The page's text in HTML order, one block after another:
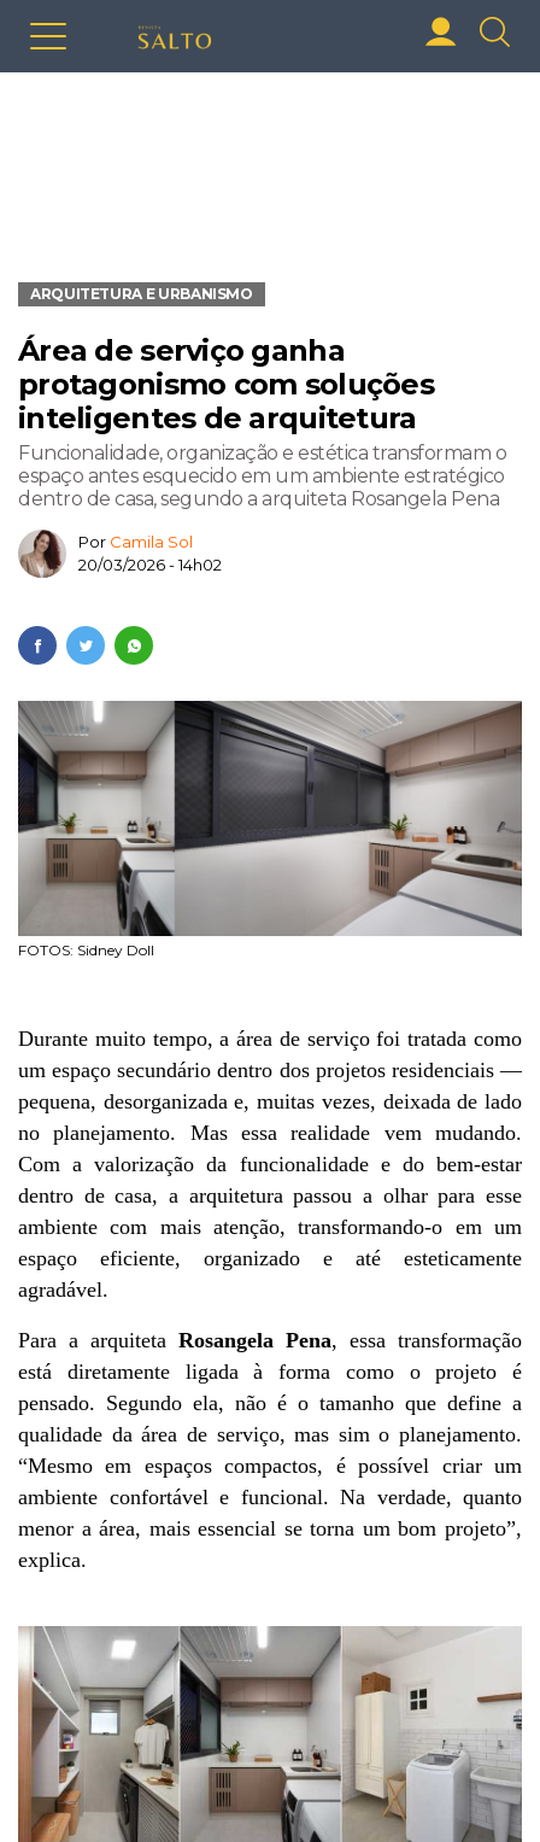
ARQUITETURA E URBANISMO
Área de serviço ganha
protagonismo com soluções
inteligentes de arquitetura
Funcionalidade, organização e estética transformam o
espaço antes esquecido em um ambiente estratégico
dentro de casa, segundo a arquiteta Rosangela Pena
Por Camila Sol
20/03/2026 - 14h02
FOTOS: Sidney Doll
Durante muito tempo, a área de serviço foi tratada como
um espaço secundário dentro dos projetos residenciais —
pequena, desorganizada e, muitas vezes, deixada de lado
no planejamento. Mas essa realidade vem mudando.
Com a valorização da funcionalidade e do bem-estar
dentro de casa, a arquitetura passou a olhar para esse
ambiente com mais atenção, transformando-o em um
espaço eficiente, organizado e até esteticamente
agradável.
Para a arquiteta Rosangela Pena, essa transformação
está diretamente ligada à forma como o projeto é
pensado. Segundo ela, não é o tamanho que define a
qualidade da área de serviço, mas sim o planejamento.
“Mesmo em espaços compactos, é possível criar um
ambiente confortável e funcional. Na verdade, quanto
menor a área, mais essencial se torna um bom projeto”,
explica.